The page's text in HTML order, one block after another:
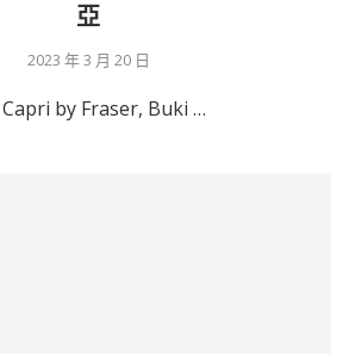
亞
2023 年 3 月 20 日
Capri by Fraser, Buki …